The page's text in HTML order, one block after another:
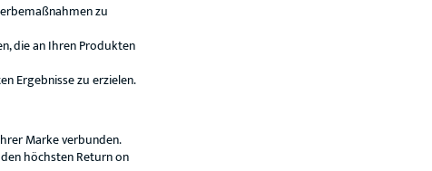
zu
die an Ihren Produkten
Ergebnisse zu erzielen.
Marke verbunden.
höchsten Return on